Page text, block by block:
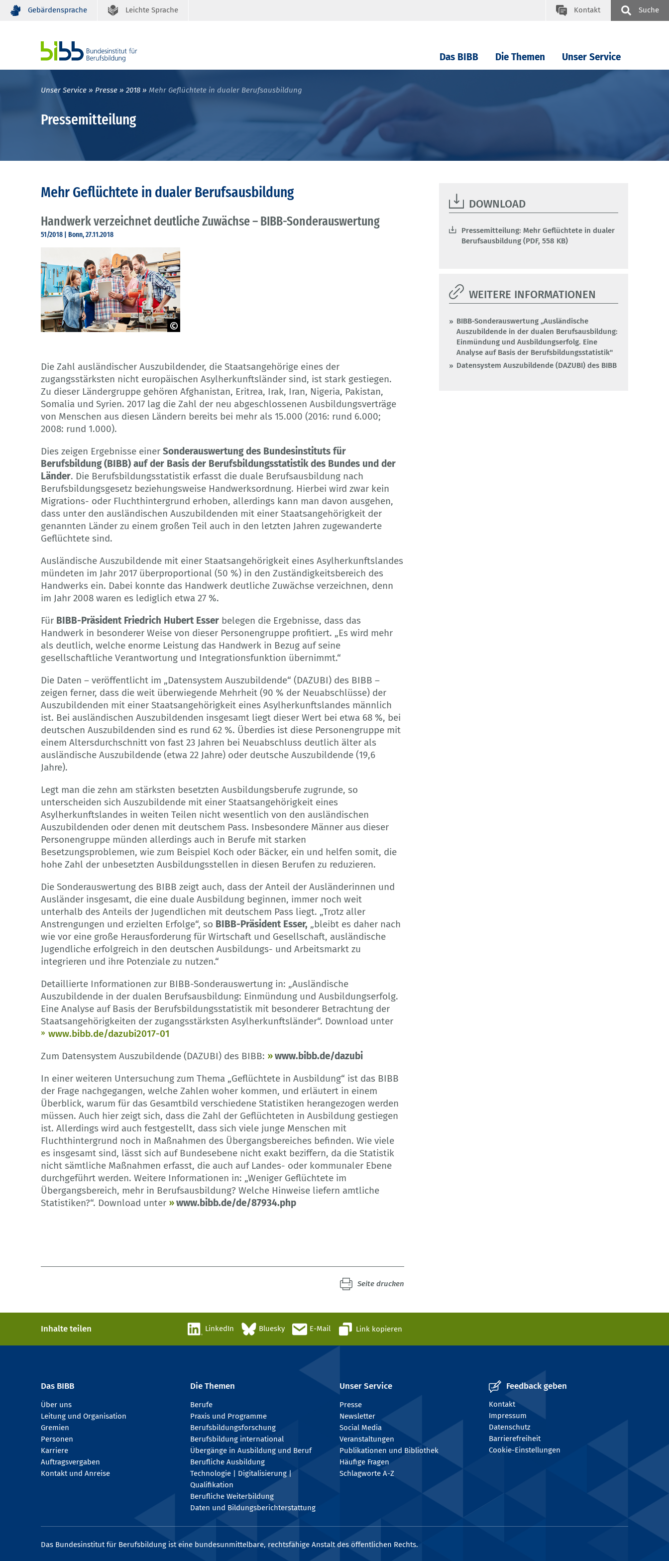
Gebärdensprache Leichte Sprache Kontakt Suche
Das BIBB Die Themen Unser Service
Unser Service Presse 2018 Mehr Geflüchtete in dualer Berufsausbildung
Pressemitteilung
Mehr Geflüchtete in dualer Berufsausbildung
Handwerk verzeichnet deutliche Zuwächse – BIBB-Sonderauswertung
51/2018 | Bonn, 27.11.2018
Die Zahl ausländischer Auszubildender, die Staatsangehörige eines der
zugangsstärksten nicht europäischen Asylherkunftsländer sind, ist stark gestiegen.
Zu dieser Ländergruppe gehören Afghanistan, Eritrea, Irak, Iran, Nigeria, Pakistan,
Somalia und Syrien. 2017 lag die Zahl der neu abgeschlossenen Ausbildungsverträge
von Menschen aus diesen Ländern bereits bei mehr als 15.000 (2016: rund 6.000;
2008: rund 1.000).
Dies zeigen Ergebnisse einer Sonderauswertung des Bundesinstituts für
Berufsbildung (BIBB) auf der Basis der Berufsbildungsstatistik des Bundes und der
Länder. Die Berufsbildungsstatistik erfasst die duale Berufsausbildung nach
Berufsbildungsgesetz beziehungsweise Handwerksordnung. Hierbei wird zwar kein
Migrations- oder Fluchthintergrund erhoben, allerdings kann man davon ausgehen,
dass unter den ausländischen Auszubildenden mit einer Staatsangehörigkeit der
genannten Länder zu einem großen Teil auch in den letzten Jahren zugewanderte
Geflüchtete sind.
Ausländische Auszubildende mit einer Staatsangehörigkeit eines Asylherkunftslandes
mündeten im Jahr 2017 überproportional (50 %) in den Zuständigkeitsbereich des
Handwerks ein. Dabei konnte das Handwerk deutliche Zuwächse verzeichnen, denn
im Jahr 2008 waren es lediglich etwa 27 %.
Für BIBB-Präsident Friedrich Hubert Esser belegen die Ergebnisse, dass das
Handwerk in besonderer Weise von dieser Personengruppe profitiert. „Es wird mehr
als deutlich, welche enorme Leistung das Handwerk in Bezug auf seine
gesellschaftliche Verantwortung und Integrationsfunktion übernimmt.“
Die Daten – veröffentlicht im „Datensystem Auszubildende“ (DAZUBI) des BIBB –
zeigen ferner, dass die weit überwiegende Mehrheit (90 % der Neuabschlüsse) der
Auszubildenden mit einer Staatsangehörigkeit eines Asylherkunftslandes männlich
ist. Bei ausländischen Auszubildenden insgesamt liegt dieser Wert bei etwa 68 %, bei
deutschen Auszubildenden sind es rund 62 %. Überdies ist diese Personengruppe mit
einem Altersdurchschnitt von fast 23 Jahren bei Neuabschluss deutlich älter als
ausländische Auszubildende (etwa 22 Jahre) oder deutsche Auszubildende (19,6
Jahre).
Legt man die zehn am stärksten besetzten Ausbildungsberufe zugrunde, so
unterscheiden sich Auszubildende mit einer Staatsangehörigkeit eines
Asylherkunftslandes in weiten Teilen nicht wesentlich von den ausländischen
Auszubildenden oder denen mit deutschem Pass. Insbesondere Männer aus dieser
Personengruppe münden allerdings auch in Berufe mit starken
Besetzungsproblemen, wie zum Beispiel Koch oder Bäcker, ein und helfen somit, die
hohe Zahl der unbesetzten Ausbildungsstellen in diesen Berufen zu reduzieren.
Die Sonderauswertung des BIBB zeigt auch, dass der Anteil der Ausländerinnen und
Ausländer insgesamt, die eine duale Ausbildung beginnen, immer noch weit
unterhalb des Anteils der Jugendlichen mit deutschem Pass liegt. „Trotz aller
Anstrengungen und erzielten Erfolge“, so BIBB-Präsident Esser, „bleibt es daher nach
wie vor eine große Herausforderung für Wirtschaft und Gesellschaft, ausländische
Jugendliche erfolgreich in den deutschen Ausbildungs- und Arbeitsmarkt zu
integrieren und ihre Potenziale zu nutzen.“
Detaillierte Informationen zur BIBB-Sonderauswertung in: „Ausländische
Auszubildende in der dualen Berufsausbildung: Einmündung und Ausbildungserfolg.
Eine Analyse auf Basis der Berufsbildungsstatistik mit besonderer Betrachtung der
Staatsangehörigkeiten der zugangsstärksten Asylherkunftsländer“. Download unter
www.bibb.de/dazubi2017-01
Zum Datensystem Auszubildende (DAZUBI) des BIBB:
www.bibb.de/dazubi
In einer weiteren Untersuchung zum Thema „Geflüchtete in Ausbildung“ ist das BIBB
der Frage nachgegangen, welche Zahlen woher kommen, und erläutert in einem
Überblick, warum für das Gesamtbild verschiedene Statistiken herangezogen werden
müssen. Auch hier zeigt sich, dass die Zahl der Geflüchteten in Ausbildung gestiegen
ist. Allerdings wird auch festgestellt, dass sich viele junge Menschen mit
Fluchthintergrund noch in Maßnahmen des Übergangsbereiches befinden. Wie viele
es insgesamt sind, lässt sich auf Bundesebene nicht exakt beziffern, da die Statistik
nicht sämtliche Maßnahmen erfasst, die auch auf Landes- oder kommunaler Ebene
durchgeführt werden. Weitere Informationen in: „Weniger Geflüchtete im
Übergangsbereich, mehr in Berufsausbildung? Welche Hinweise liefern amtliche
Statistiken?“. Download unter
www.bibb.de/de/87934.php
Seite drucken
DOWNLOAD
Pressemitteilung: Mehr Geflüchtete in dualer
Berufsausbildung (PDF, 558 KB)
WEITERE INFORMATIONEN
BIBB-Sonderauswertung „Ausländische
Auszubildende in der dualen Berufsausbildung:
Einmündung und Ausbildungserfolg. Eine
Analyse auf Basis der Berufsbildungsstatistik"
Datensystem Auszubildende (DAZUBI) des BIBB
Inhalte teilen LinkedIn Bluesky E-Mail Link kopieren
Das BIBB
Über uns
Leitung und Organisation
Gremien
Personen
Karriere
Auftragsvergaben
Kontakt und Anreise
Die Themen
Berufe
Praxis und Programme
Berufsbildungsforschung
Berufsbildung international
Übergänge in Ausbildung und Beruf
Berufliche Ausbildung
Technologie | Digitalisierung |
Qualifikation
Berufliche Weiterbildung
Daten und Bildungsberichterstattung
Unser Service
Presse
Newsletter
Social Media
Veranstaltungen
Publikationen und Bibliothek
Häufige Fragen
Schlagworte A-Z
Feedback geben
Kontakt
Impressum
Datenschutz
Barrierefreiheit
Cookie-Einstellungen
Das Bundesinstitut für Berufsbildung ist eine bundesunmittelbare, rechtsfähige Anstalt des öffentlichen Rechts.